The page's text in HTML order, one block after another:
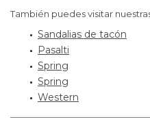
También puedes visitar
Sandalias de tacón
Pasalti
Spring
Spring
Western